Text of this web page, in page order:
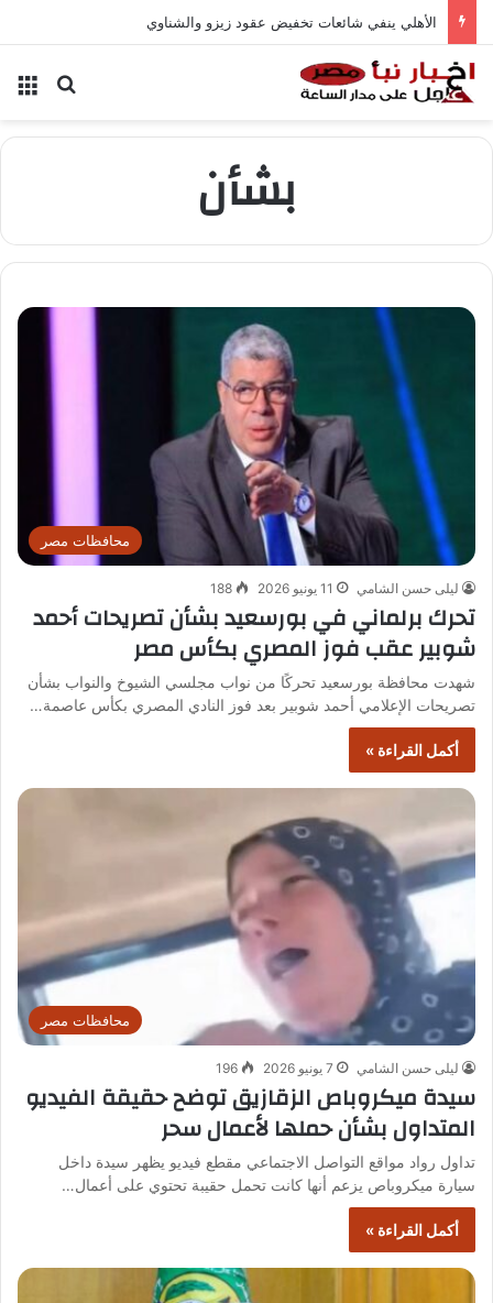
الأهلي ينفي شائعات تخفيض عقود زيزو والشناوي
بحث
بشأن
محافظات مصر
ليلى حسن الشامي 11 يونيو 2026 188
تحرك برلماني في بورسعيد بشأن تصريحات أحمد
شوبير عقب فوز المصري بكأس مصر
شهدت محافظة بورسعيد تحركًا من نواب مجلسي الشيوخ والنواب بشأن
تصريحات الإعلامي أحمد شوبير بعد فوز النادي المصري بكأس عاصمة…
أكمل القراءة »
محافظات مصر
ليلى حسن الشامي 7 يونيو 2026 196
سيدة ميكروباص الزقازيق توضح حقيقة الفيديو
المتداول بشأن حملها لأعمال سحر
تداول رواد مواقع التواصل الاجتماعي مقطع فيديو يظهر سيدة داخل
سيارة ميكروباص يزعم أنها كانت تحمل حقيبة تحتوي على أعمال…
أكمل القراءة »